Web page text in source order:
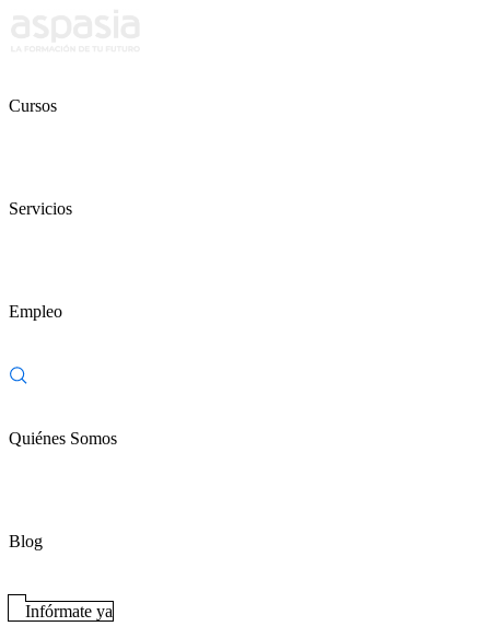
Cursos
Servicios
Empleo
Quiénes Somos
Blog
Infórmate ya